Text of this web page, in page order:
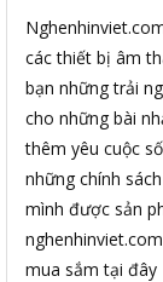
các thiết bị âm
bạn những trải
cho những bài
thêm yêu cuộc
những chính
mình được sản
mua sắm tại đây